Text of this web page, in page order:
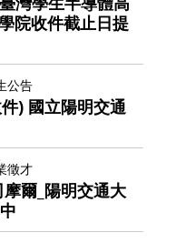
院收件截止日提
公告
) 國立陽明交通
徵才
爾_陽明交通大